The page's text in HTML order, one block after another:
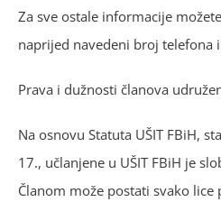
Za sve ostale informacije
naprijed navedeni broj telefona
Prava i dužnosti članova
Na osnovu Statuta UŠIT FBiH,
17., učlanjene u UŠIT FBiH je
Članom može postati svako